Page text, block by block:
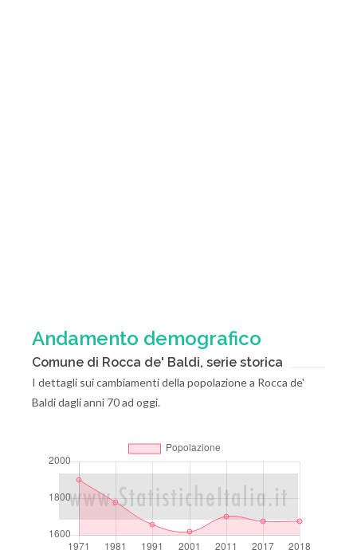
Andamento demografico
Comune di Rocca de' Baldi, serie storica
I dettagli sui cambiamenti della popolazione a Rocca de'
Baldi dagli anni 70 ad oggi.